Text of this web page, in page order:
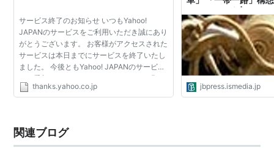
黒澤明の企画を当時勢いのあった独立プロダクション、
キャノン・フィルムが映画化。アンドレイ・コンチャロ
フスキーの演出と、当時は珍しく悪役を演じたと評され
たジョン・ヴォイトの凝ったメイクと熱演でもって、迫
力満点のアクション・ドラマになった。
候補：編集賞、主演男優賞（ジョン・ヴォイト）、
サービス終了のお知らせ いつもYahoo!
JAPANのサービスをご利用いただき誠にあり
がとうございます。 お客様がアクセスされた
サービスは本日までにサービスを終了いたし
ました。 今後ともYahoo! JAPANのサービス
をご愛顧くださいますよう、よろしくお願い
いたします。
thanks.yahoo.co.jp
レス)
jbpress.ismedia.jp
関連ブログ